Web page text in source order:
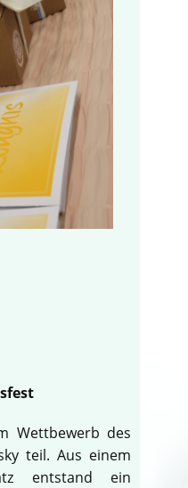
Wettbewerb des
teil. Aus einem
entstand ein